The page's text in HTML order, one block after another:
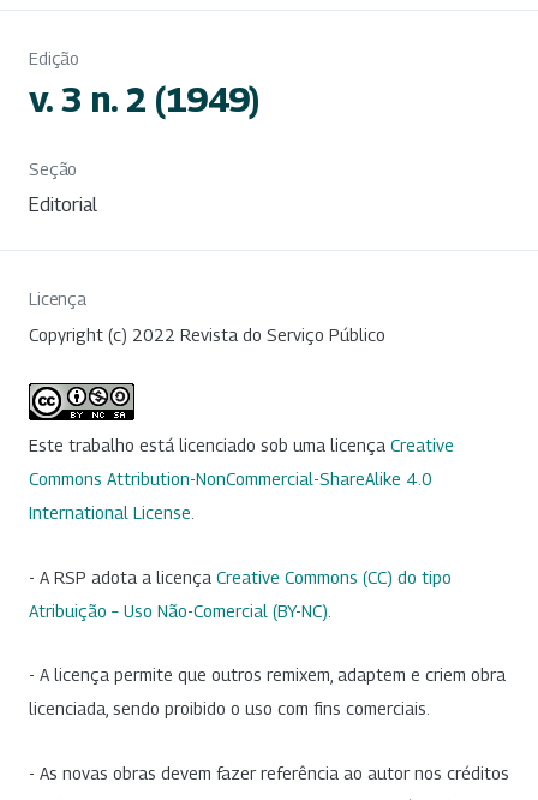
Edição
v. 3 n. 2 (1949)
Seção
Editorial
Licença
Copyright (c) 2022 Revista do Serviço Público
Este trabalho está licenciado sob uma licença Creative
Commons Attribution-NonCommercial-ShareAlike 4.0
International License
- A RSP adota a licença Creative Commons (CC) do tipo
Atribuição – Uso Não-Comercial (BY-NC)
- A licença permite que outros remixem, adaptem e criem obra
licenciada, sendo proibido o uso com fins comerciais.
- As novas obras devem fazer referência ao autor nos créditos